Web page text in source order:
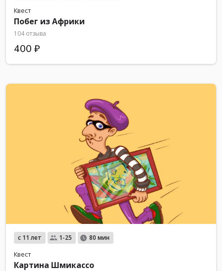
Квест
Побег из Африки
104 отзыва
400 ₽
с 11 лет 1-25 80 мин
Квест
Картина Шмикассо